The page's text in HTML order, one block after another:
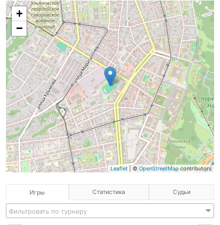
+
−
Leaflet | © OpenStreetMapcontributors
Игры Статистика Судьи
Фильтровать по турниру